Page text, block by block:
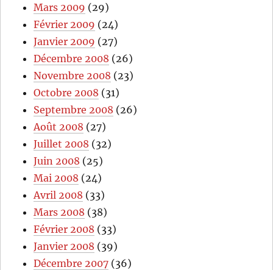
Mars 2009 (29)
Février 2009 (24)
Janvier 2009 (27)
Décembre 2008 (26)
Novembre 2008 (23)
Octobre 2008 (31)
Septembre 2008 (26)
Août 2008 (27)
Juillet 2008 (32)
Juin 2008 (25)
Mai 2008 (24)
Avril 2008 (33)
Mars 2008 (38)
Février 2008 (33)
Janvier 2008 (39)
Décembre 2007 (36)